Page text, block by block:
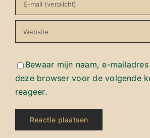
Bewaar mijn naam, e-
deze browser voor de volgende
reageer.